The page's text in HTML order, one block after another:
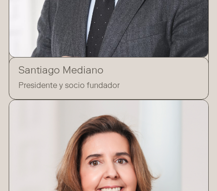
Santiago Mediano
Presidente y socio fundador